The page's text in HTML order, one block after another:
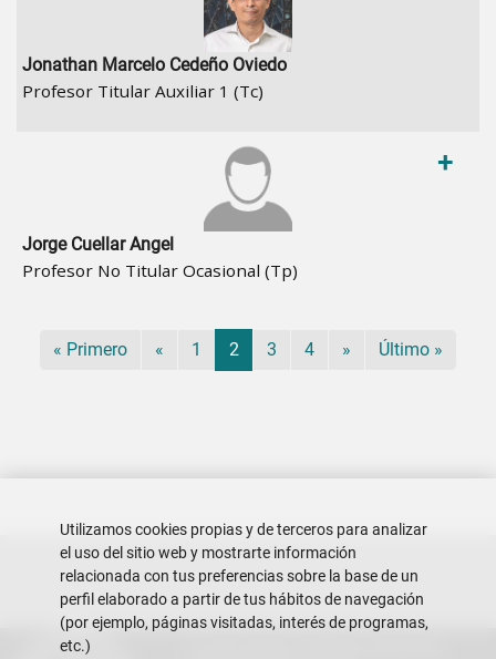
Jonathan Marcelo Cedeño Oviedo
Profesor Titular Auxiliar 1 (Tc)
Jorge Cuellar Angel
Profesor No Titular Ocasional (Tp)
+
Primera página
« Primero Página anterior
« Página
1 Página actual
2 Página
3 Página
4 Siguiente página
» Última página
Último »
Utilizamos cookies propias y de terceros para analizar
el uso del sitio web y mostrarte información
relacionada con tus preferencias sobre la base de un
perfil elaborado a partir de tus hábitos de navegación
(por ejemplo, páginas visitadas, interés de programas,
etc.)